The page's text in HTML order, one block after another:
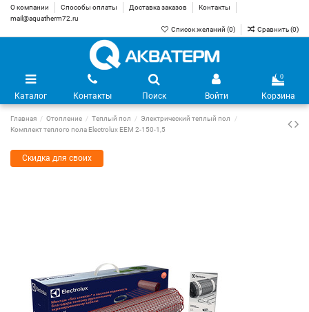
О компании Способы оплаты Доставка заказов
Контакты
mail@aquatherm72.ru
Список желаний (0) Сравнить (0)
Каталог Контакты Поиск Войти
0
Корзина
Главная Отопление Теплый пол
Электрический теплый пол
Комплект теплого пола Electrolux EEM 2-150-1,5
Скидка для своих